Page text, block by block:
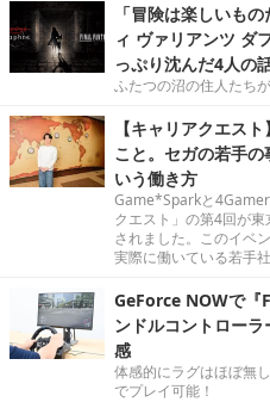
「冒険は楽しいも
ィ ヴァリアンツ ダ
っぷり沈んだ4人の
ふたつの沼の住人たち
【キャリアクエス
こと。セガの若手
いう働き方
Game*Sparkと
クエスト」の第4回が
されました。このイベ
実際に働いている若手
GeForce NOWで
ンドルコントロー
感
体感的にラグはほぼ無
でプレイ可能！